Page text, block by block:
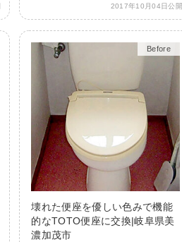
2017年10月04日公開
Before
After
壊れた便座を優しい色みで機能
的なTOTO便座に交換|岐阜県美
濃加茂市